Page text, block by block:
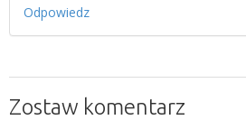
Odpowiedz
Zostaw komentarz